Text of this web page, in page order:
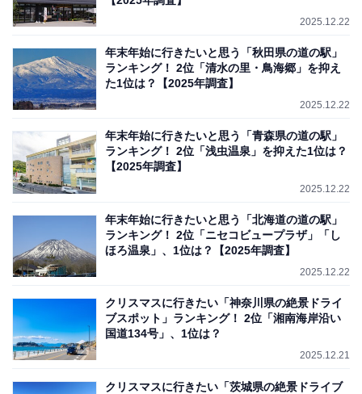
2025.12.22
年末年始に行きたいと思う「秋田県の道の駅」
ランキング！ 2位「清水の里・鳥海郷」を抑え
た1位は？【2025年調査】
2025.12.22
年末年始に行きたいと思う「青森県の道の駅」
ランキング！ 2位「浅虫温泉」を抑えた1位は？
【2025年調査】
2025.12.22
年末年始に行きたいと思う「北海道の道の駅」
ランキング！ 2位「ニセコビュープラザ」「し
ほろ温泉」、1位は？【2025年調査】
2025.12.22
クリスマスに行きたい「神奈川県の絶景ドライ
ブスポット」ランキング！ 2位「湘南海岸沿い
国道134号」、1位は？
2025.12.21
クリスマスに行きたい「茨城県の絶景ドライブ